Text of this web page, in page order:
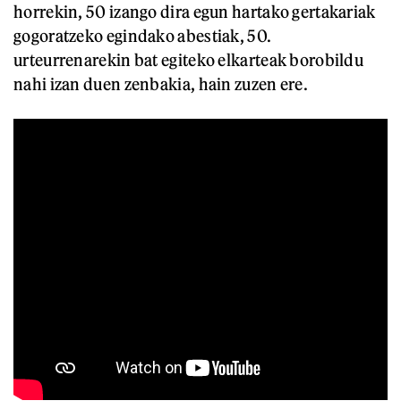
horrekin, 50 izango dira egun hartako gertakariak
gogoratzeko egindako abestiak, 50.
urteurrenarekin bat egiteko elkarteak borobildu
nahi izan duen zenbakia, hain zuzen ere.